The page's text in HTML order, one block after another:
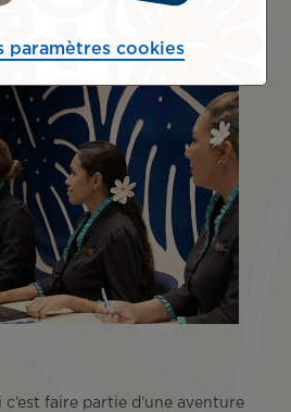
ce qui nous anime, nous veillons
à votre rencontre lors de
les quartiers.
faire partie d’une aventure
paramètres cookies